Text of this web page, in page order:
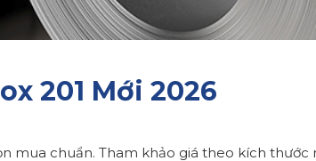
201 Mới 2026
mua chuẩn. Tham khảo giá theo kích thước